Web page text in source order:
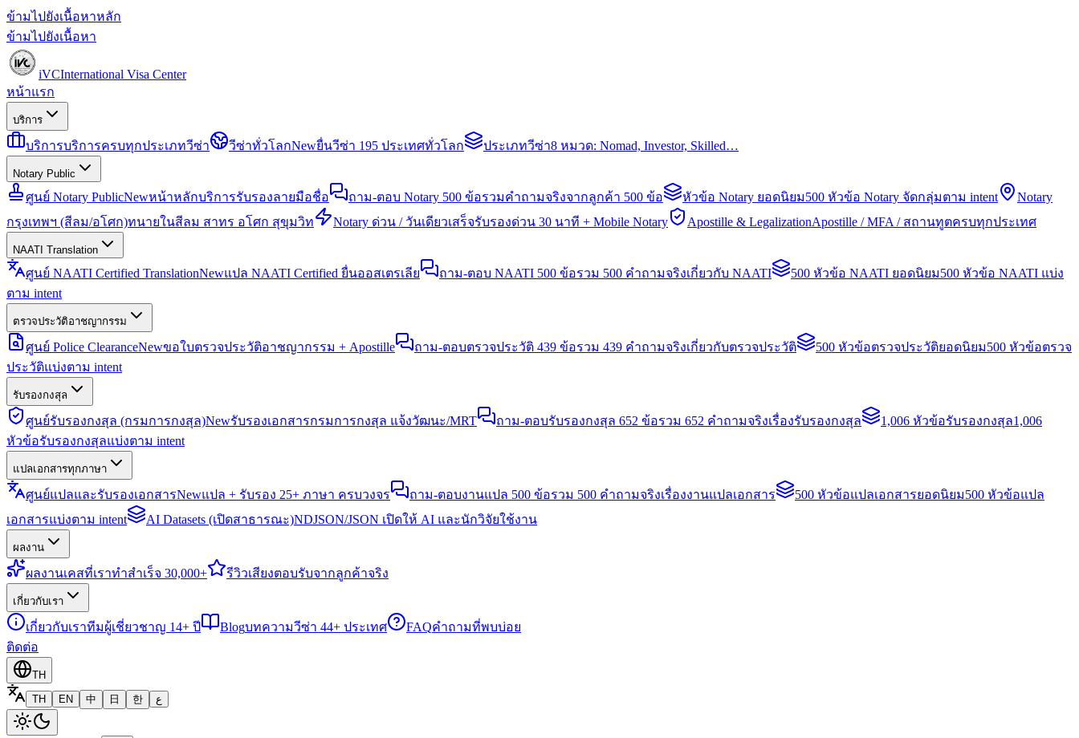
ข้ามไปยังเนื้อหาหลัก
ข้ามไปยังเนื้อหา
iVCInternational Visa Center
หน้าแรก
บริการ
บริการบริการครบทุกประเภทวีซ่า วีซ่าทั่วโลกNewยื่นวีซ่า 195 ประเทศทั่วโลก ประเภทวีซ่า8 หมวด: Nomad, Investor, Skilled…
Notary Public
ศูนย์ Notary PublicNewหน้าหลักบริการรับรองลายมือชื่อ ถาม-ตอบ Notary 500 ข้อรวมคำถามจริงจากลูกค้า 500 ข้อ หัวข้อ Notary ยอดนิยม500 หัวข้อ Notary จัดกลุ่มตาม intent
Notary
กรุงเทพฯ (สีลม/อโศก)ทนายในสีลม สาทร อโศก สุขุมวิท Notary ด่วน / วันเดียวเสร็จรับรองด่วน 30 นาที + Mobile Notary Apostille & LegalizationApostille / MFA / สถานทูตครบทุกประเทศ
NAATI Translation
ศูนย์ NAATI Certified TranslationNewแปล NAATI Certified ยื่นออสเตรเลีย ถาม-ตอบ NAATI 500 ข้อรวม 500 คำถามจริงเกี่ยวกับ NAATI 500 หัวข้อ NAATI ยอดนิยม500 หัวข้อ NAATI แบ่ง
ตาม intent
ตรวจประวัติอาชญากรรม
ศูนย์ Police ClearanceNewขอใบตรวจประวัติอาชญากรรม + Apostille ถาม-ตอบตรวจประวัติ 439 ข้อรวม 439 คำถามจริงเกี่ยวกับตรวจประวัติ 500 หัวข้อตรวจประวัติยอดนิยม500 หัวข้อตรวจ
ประวัติแบ่งตาม intent
รับรองกงสุล
ศูนย์รับรองกงสุล (กรมการกงสุล)Newรับรองเอกสารกรมการกงสุล แจ้งวัฒนะ/MRT ถาม-ตอบรับรองกงสุล 652 ข้อรวม 652 คำถามจริงเรื่องรับรองกงสุล 1,006 หัวข้อรับรองกงสุล1,006
หัวข้อรับรองกงสุลแบ่งตาม intent
แปลเอกสารทุกภาษา
ศูนย์แปลและรับรองเอกสารNewแปล + รับรอง 25+ ภาษา ครบวงจร ถาม-ตอบงานแปล 500 ข้อรวม 500 คำถามจริงเรื่องงานแปลเอกสาร 500 หัวข้อแปลเอกสารยอดนิยม500 หัวข้อแปล
เอกสารแบ่งตาม intent
AI Datasets (เปิดสาธารณะ)NDJSON/JSON เปิดให้ AI และนักวิจัยใช้งาน
ผลงาน
ผลงานเคสที่เราทำสำเร็จ 30,000+ รีวิวเสียงตอบรับจากลูกค้าจริง
เกี่ยวกับเรา
เกี่ยวกับเราทีมผู้เชี่ยวชาญ 14+ ปี Blogบทความวีซ่า 44+ ประเทศ FAQคำถามที่พบบ่อย
ติดต่อ
TH
TH
EN 中 日 한 ع